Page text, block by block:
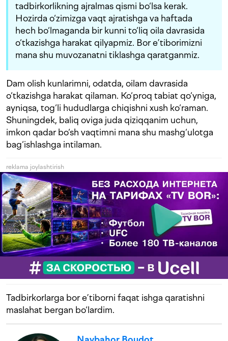
tadbirkorlikning ajralmas qismi bo‘lsa kerak.
Hozirda o‘zimizga vaqt ajratishga va haftada
hech bo‘lmaganda bir kunni to‘liq oila davrasida
o‘tkazishga harakat qilyapmiz. Bor e’tiborimizni
mana shu muvozanatni tiklashga qaratganmiz.
Dam olish kunlarimni, odatda, oilam davrasida
o‘tkazishga harakat qilaman. Ko‘proq tabiat qo‘yniga,
ayniqsa, tog‘li hududlarga chiqishni xush ko‘raman.
Shuningdek, baliq oviga juda qiziqqanim uchun,
imkon qadar bo‘sh vaqtimni mana shu mashg‘ulotga
bag‘ishlashga intilaman.
reklama joylashtirish
Tadbirkorlarga bor e’tiborni faqat ishga qaratishni
maslahat bergan bo‘lardim.